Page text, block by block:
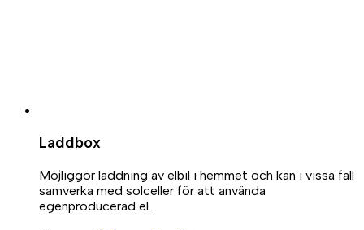
Laddbox
Möjliggör laddning av elbil i hemmet och kan i vissa fall
samverka med solceller för att använda
egenproducerad el.